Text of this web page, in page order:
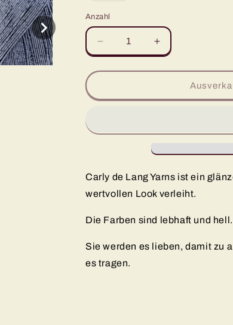
Anzahl
Verringere
die
Menge
Carly
perfektes
Autoaccessoire
Erhöhe
die
Menge
Carly
perfektes
Carly de Lang Yarns ist ein
wertvollen Look verleiht.
Die Farben sind lebhaft und hell.
Sie werden es lieben, damit zu
es tragen.